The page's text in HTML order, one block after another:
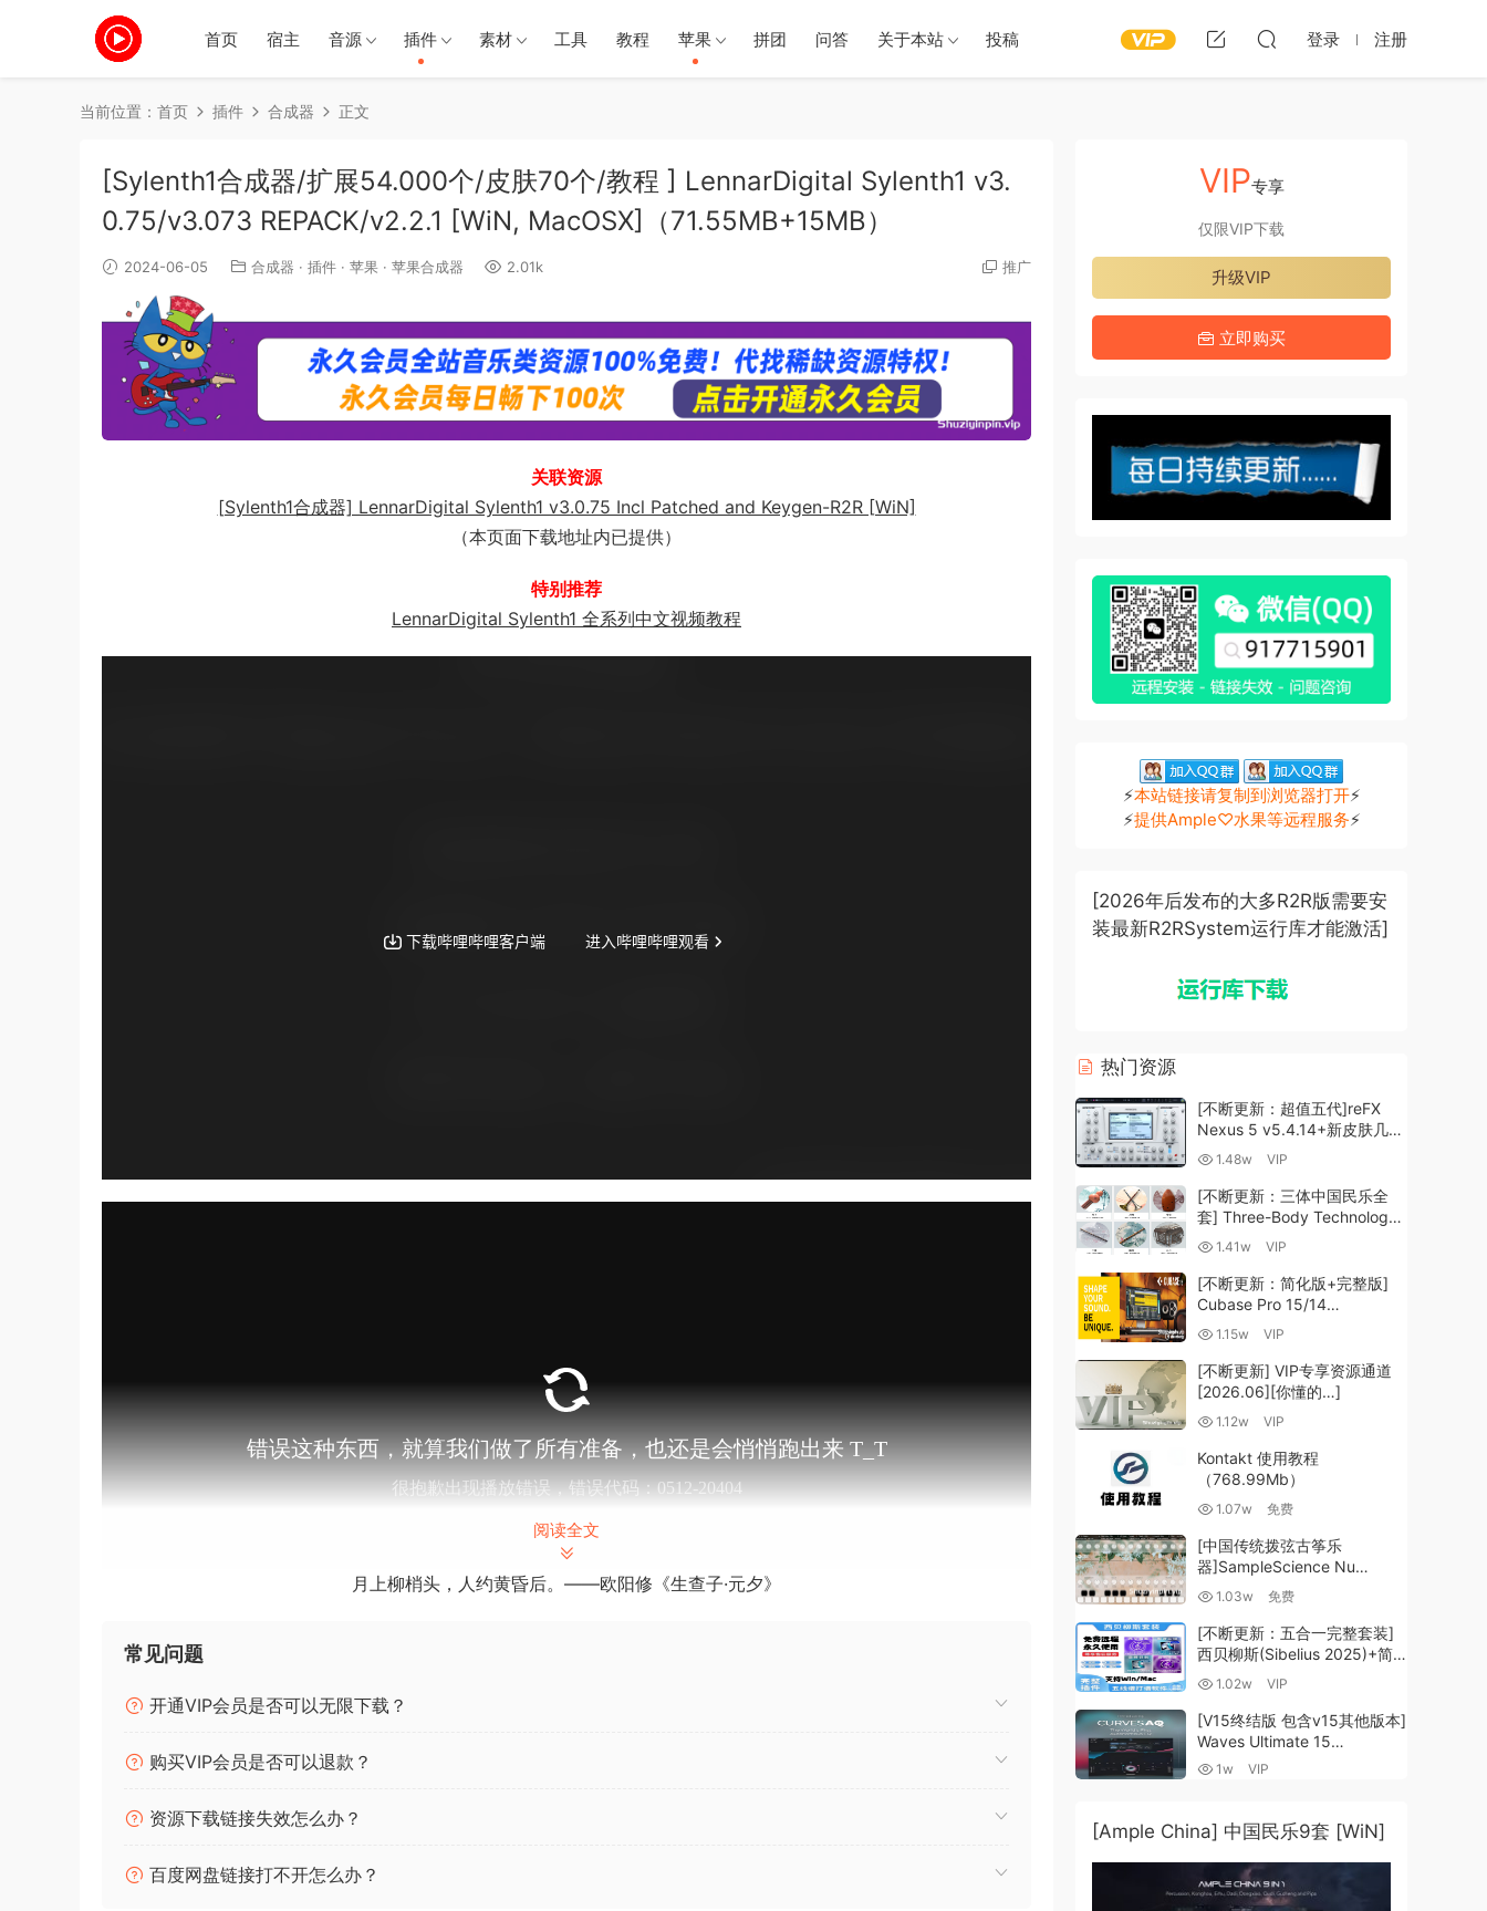
首页 宿主 音源 插件 素材 工具 教程 苹果 拼团 问答 关于本站 投稿 登录 注册
当前位置： 首页 插件 合成器 正文
[Sylenth1合成器/扩展54.000个/皮肤70个/教程 ] LennarDigital Sylenth1 v3.
0.75/v3.073 REPACK/v2.2.1 [WiN, MacOSX]（71.55MB+15MB）
2024-06-05 合成器 · 插件 · 苹果 · 苹果合成器 2.01k 推广
关联资源
[Sylenth1合成器] LennarDigital Sylenth1 v3.0.75 Incl Patched and Keygen-R2R [WiN]
（本页面下载地址内已提供）
特别推荐
LennarDigital Sylenth1 全系列中文视频教程
阅读全文
月上柳梢头，人约黄昏后。——欧阳修《生查子·元夕》
常见问题
开通VIP会员是否可以无限下载？
购买VIP会员是否可以退款？
资源下载链接失效怎么办？
百度网盘链接打不开怎么办？
VIP专享
仅限VIP下载
升级VIP
立即购买
⚡本站链接请复制到浏览器打开⚡
⚡提供Ample♡水果等远程服务⚡
[2026年后发布的大多R2R版需要安
装最新R2RSystem运行库才能激活]
热门资源
[不断更新：超值五代]reFX
Nexus 5 v5.4.14+新皮肤几十
套+原厂+全套扩展+教程
1.48w VIP
[不断更新：三体中国民乐全
套] Three-Body Technology-
R2R [WiN, MacOSX]
1.41w VIP
[不断更新：简化版+完整版]
Cubase Pro 15/14
VR/R2R/U2B+原厂音源+插件
MacOSX]（704.0MB+）
1.15w VIP
[不断更新] VIP专享资源通道
[2026.06][你懂的…]
1.12w VIP
Kontakt 使用教程
（768.99Mb）
1.07w 免费
[中国传统拨弦古筝乐
器]SampleScience Nu
Guzheng v2.0 x64 VST
VST3 AU DECENT SAMPLER
[WiN, MacOSX]（158MB)
1.03w 免费
[不断更新：五合一完整套装]
西贝柳斯(Sibelius 2025)+简
谱插件V8+图片识别+音频识别
MacOSX]（80.48GB+）
1.02w VIP
[V15终结版 包含v15其他版本]
Waves Ultimate 15
v25.05.27+一键安装版+安装
（4.1GB+10.2GB+9.6GB）
1w VIP
[Ample China] 中国民乐9套 [WiN]